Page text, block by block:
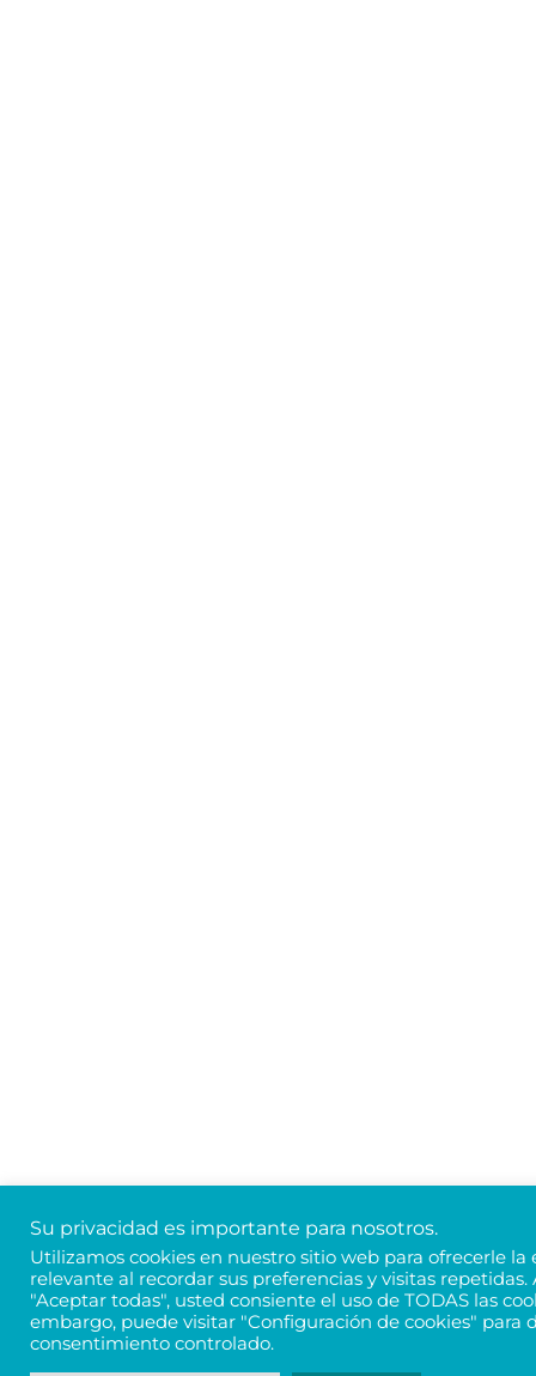
Su privacidad es importante para nosotros.
Utilizamos cookies en nuestro sitio web para ofrecerle la
relevante al recordar sus preferencias y visitas repetidas.
"Aceptar todas", usted consiente el uso de TODAS las
embargo, puede visitar "Configuración de cookies" para
consentimiento controlado.